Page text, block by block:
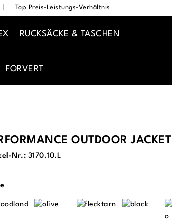
Top Preis-Leistungs-Verhältnis
RUCKSÄCKE & TASCHEN
FORVERT
OUTDOOR JACKET
Nr.: 3170.10.L
auswählen